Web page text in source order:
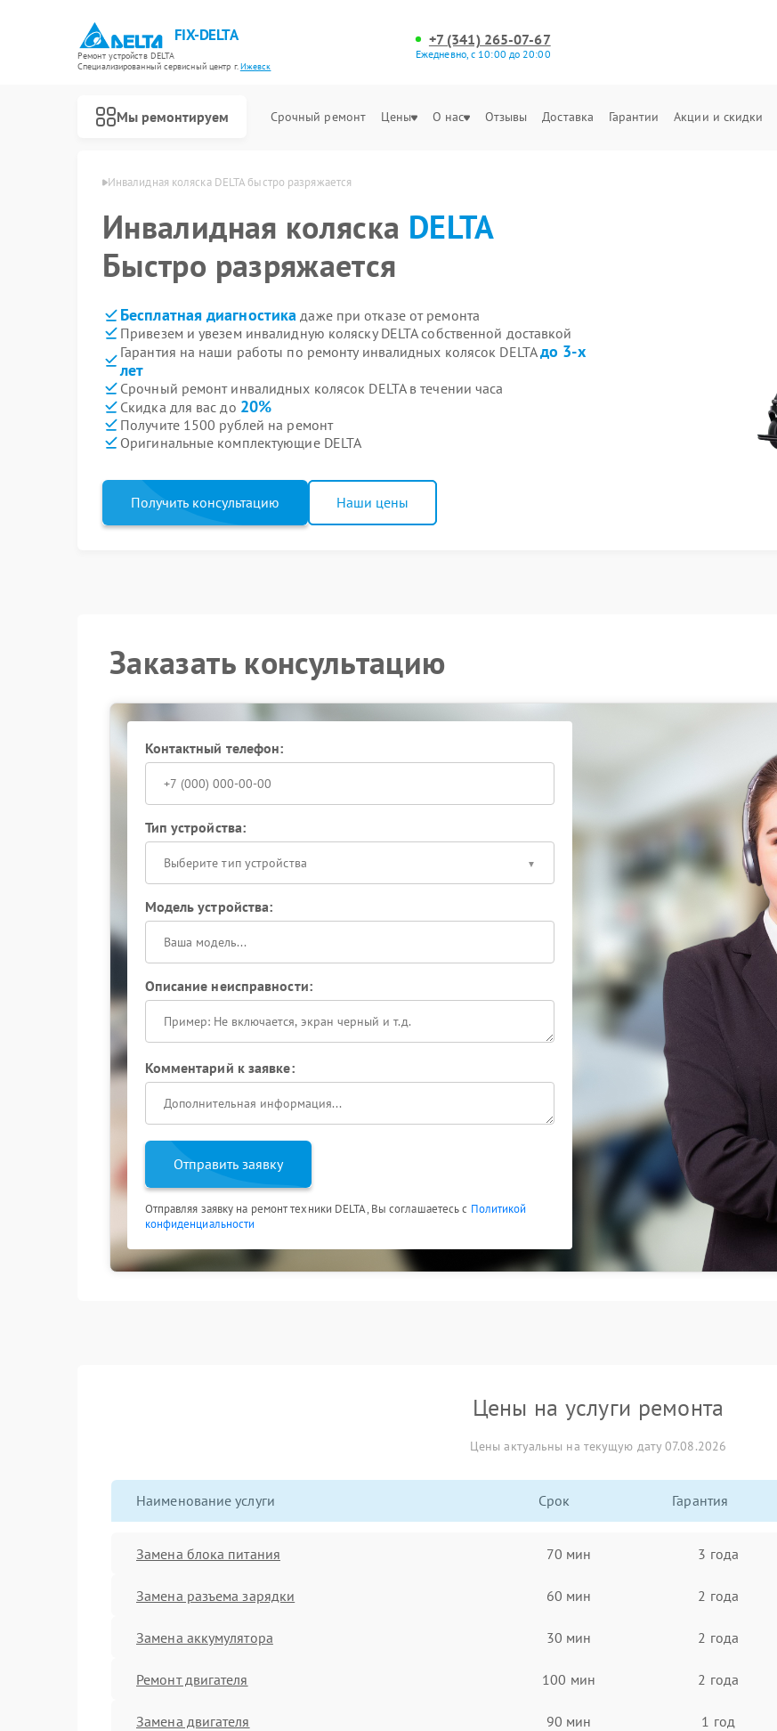
FIX-DELTA
Ремонт устройств DELTA
Специализированный cервисный центр г.Ижевск
+7 (341) 265-07-67
Ежедневно, с 10:00 до 20:00
Мы ремонтируем Срочный ремонт Цены О нас Отзывы Доставка Гарантии Акции и скидки
Инвалидная коляска DELTA быстро разряжается
Инвалидная коляска DELTA
Быстро разряжается
Бесплатная диагностика даже при отказе от ремонта
Привезем и увезем инвалидную коляску DELTA собственной доставкой
Гарантия на наши работы по ремонту инвалидных колясок DELTAдо 3-х
лет
Срочный ремонт инвалидных колясок DELTA в течении часа
Скидка для вас до 20%
Получите 1500 рублей на ремонт
Оригинальные комплектующие DELTA
Получить консультацию Наши цены
Заказать консультацию
Контактный телефон:
Тип устройства:
Выберите тип устройства
Модель устройства:
Описание неисправности:
Комментарий к заявке:
Отправить заявку
Отправляя заявку на ремонт техники DELTA, Вы соглашаетесь с Политикой
конфиденциальности
Цены на услуги ремонта
Цены актуальны на текущую дату 07.08.2026
Наименование услуги Срок Гарантия
Замена блока питания 70 мин 3 года
Замена разъема зарядки 60 мин 2 года
Замена аккумулятора 30 мин 2 года
Ремонт двигателя 100 мин 2 года
Замена двигателя 90 мин 1 год